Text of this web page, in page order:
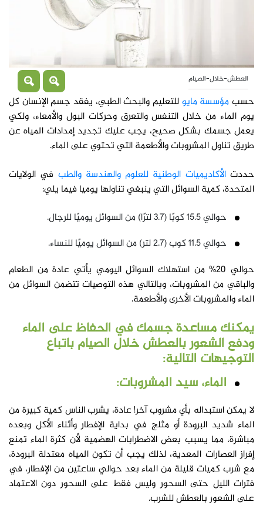
العطش-خلال-الصيام
حسبمؤسسة مايوللتعليم والبحث الطبي، يفقد جسم الإنسان كل
يوم الماء من خلال التنفس والتعرق وحركات البول والأمعاء، ولكي
يعمل جسمك بشكل صحيح، يجب عليك تجديد إمدادات المياه عن
طريق تناول المشروبات والأطعمة التي تحتوي على الماء.
حددتالأكاديميات الوطنية للعلوم والهندسة والطب في الولايات
المتحدة، كمية السوائل التي ينبغي تناولها يوميا فيما يلي:
حوالي 15.5 كوبًا (3.7 لترًا) من السوائل يوميًا للرجال.
حوالي 11.5 كوب (2.7 لتر) من السوائل يوميًا للنساء.
حوالي 20% من استهلاك السوائل اليومي يأتي عادة من الطعام
والباقي من المشروبات، وبالتالي هذه التوصيات تتضمن السوائل من
الماء والمشروبات الأخرى والأطعمة.
يمكنك مساعدة جسمك في الحفاظ على الماء
ودفع الشعور بالعطش خلال الصيام باتباع
التوجيهات التالية:
الماء، سيد المشروبات:
لا يمكن استبداله بأي مشروب آخر! عادة، يشرب الناس كمية كبيرة من
الماء شديد البرودة أو مثلج في بداية الإفطار وأثناء الأكل وبعده
مباشرة، مما يسبب بعض الاضطرابات الهضمية لأن كثرة الماء تمنع
إفراز العصارات المعدية، لذلك يجب أن تكون المياه معتدلة البرودة،
مع شرب كميات قليلة من الماء بعد حوالي ساعتين من الإفطار، في
فترات الليل حتى السحور وليس فقط على السحور دون الاعتماد
على الشعور بالعطش للشرب.